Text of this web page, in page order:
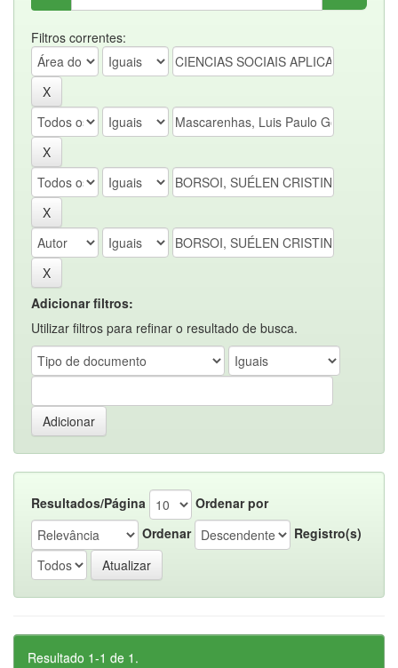
Filtros correntes:
Adicionar filtros:
Utilizar filtros para refinar o resultado de busca.
Resultados/Página
Ordenar por
Ordenar
Registro(s)
Resultado 1-1 de 1.